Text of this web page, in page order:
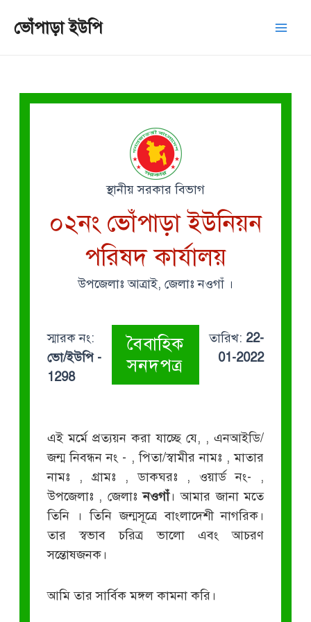
ভোঁপাড়া ইউপি
স্থানীয় সরকার বিভাগ
০২নং ভোঁপাড়া ইউনিয়ন
পরিষদ কার্যালয়
উপজেলাঃ আত্রাই, জেলাঃ নওগাঁ ।
স্মারক নং:
ভো/ইউপি -
1298
বৈবাহিক
সনদপত্র
তারিখ: 22-
01-2022
এই মর্মে প্রত্যয়ন করা যাচ্ছে যে, , এনআইডি/
জন্ম নিবন্ধন নং - , পিতা/স্বামীর নামঃ , মাতার
নামঃ
, গ্রামঃ , ডাকঘরঃ , ওয়ার্ড নং- ,
উপজেলাঃ , জেলাঃনওগাঁ। আমার জানা মতে
তিনি
। তিনি জন্মসূত্রে বাংলাদেশী নাগরিক।
তার স্বভাব চরিত্র ভালো এবং আচরণ
সন্তোষজনক।
আমি তার সার্বিক মঙ্গল কামনা করি।